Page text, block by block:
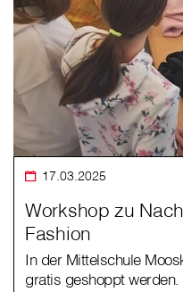
17.03.2025
Workshop zu
Fashion
In der Mittelschule
gratis geshoppt werden.